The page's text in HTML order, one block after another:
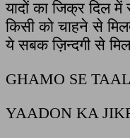
यादों का जिक्र दिल में
किसी को चाहने से
ये सबक ज़िन्दगी से
GHAMO SE
YAADON KA